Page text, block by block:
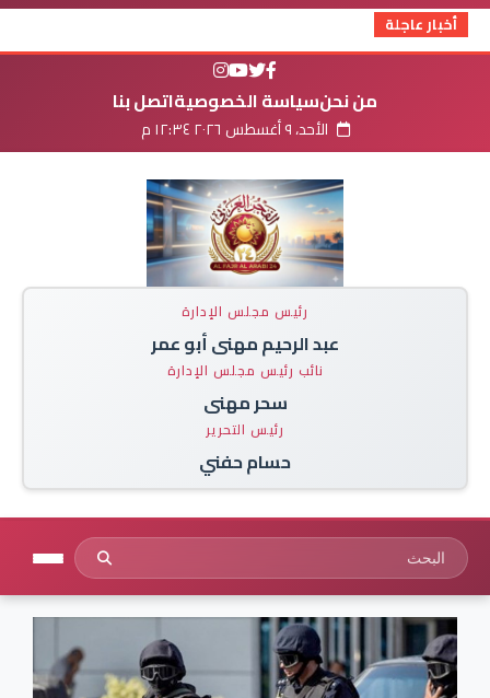
أخبار عاجلة
من نحنسياسة الخصوصيةاتصل بنا
الأحد، ٩ أغسطس ٢٠٢٦ ١٢:٣٤ م
رئيس مجلس الإدارة
عبد الرحيم مهنى أبو عمر
نائب رئيس مجلس الإدارة
سحر مهنى
رئيس التحرير
حسام حفني